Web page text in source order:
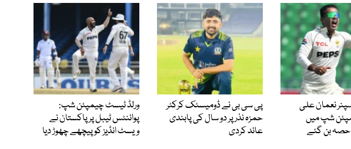
نعمان علی
شپ میں
حصہ بن گئے
پی سی بی نے ڈومیسٹک کرکٹر
حمزہ نذر پر دو سال کی پابندی
عائد کردی
ورلڈ ٹیسٹ چیمپئن شپ:
پوائنٹس ٹیبل پر پاکستان نے
ویسٹ انڈیز کو پیچھے چھوڑ دیا